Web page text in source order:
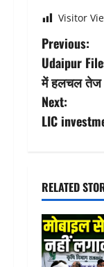
Visitor
P
o
s
t
a
v
i
Previous:
Udaipur
में हलचल तेज
Next:
LIC
RELATED